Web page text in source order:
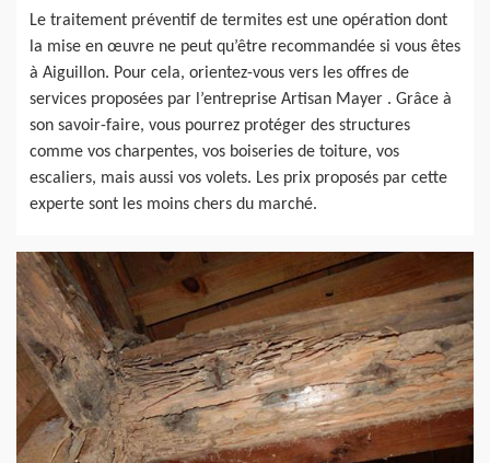
Le traitement préventif de termites est une opération dont
la mise en œuvre ne peut qu’être recommandée si vous êtes
à Aiguillon. Pour cela, orientez-vous vers les offres de
services proposées par l’entreprise Artisan Mayer . Grâce à
son savoir-faire, vous pourrez protéger des structures
comme vos charpentes, vos boiseries de toiture, vos
escaliers, mais aussi vos volets. Les prix proposés par cette
experte sont les moins chers du marché.